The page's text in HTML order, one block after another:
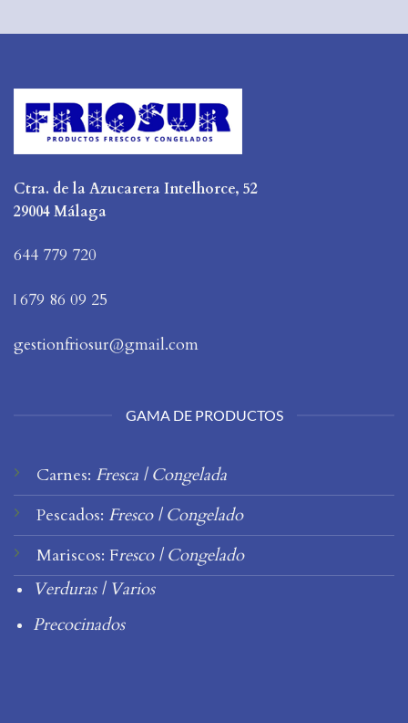
Ctra. de la Azucarera Intelhorce, 52
29004 Málaga
644 779 720
| 679 86 09 25
gestionfriosur@gmail.com
GAMA DE PRODUCTOS
Carnes: Fresca| Congelada
Pescados: Fresco| Congelado
Mariscos: Fresco| Congelado
Verduras| Varios
Precocinados